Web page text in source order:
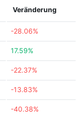
Veränderung
-28.06%
17.59%
-22.37%
-13.83%
-40.38%